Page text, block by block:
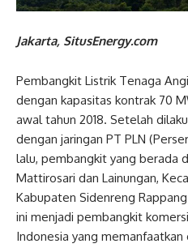
Jakarta, SitusEnergy.com
Pembangkit Listrik Tenaga
dengan kapasitas kontrak 70
awal tahun 2018. Setelah
dengan jaringan PT PLN
lalu, pembangkit yang berada
Mattirosari dan Lainungan,
Kabupaten Sidenreng
ini menjadi pembangkit
Indonesia yang memanfaatkan